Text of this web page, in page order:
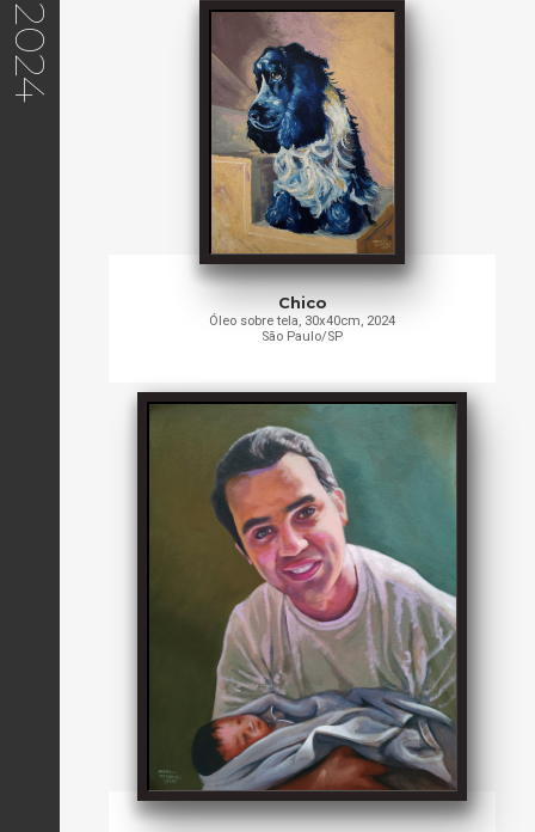
2024
Chico
Óleo sobre tela, 30x40cm, 2024
São Paulo/SP